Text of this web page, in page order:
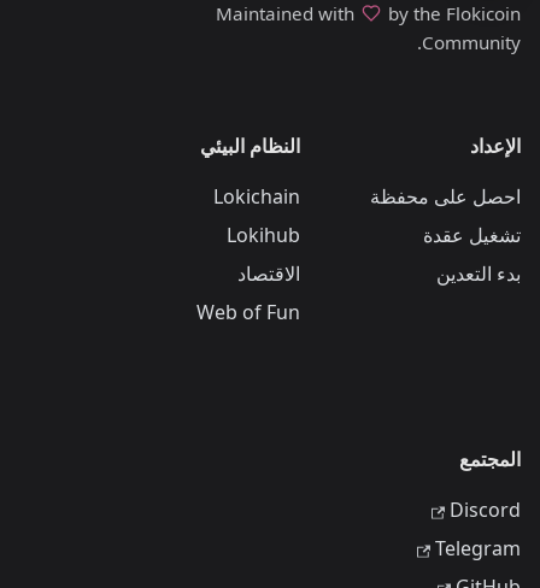
Maintained with
by the Flokicoin
Community.
الإعداد
احصل على محفظة
تشغيل عقدة
بدء التعدين
النظام البيئي
Lokichain
Lokihub
الاقتصاد
Web of Fun
المجتمع
Discord
Telegram